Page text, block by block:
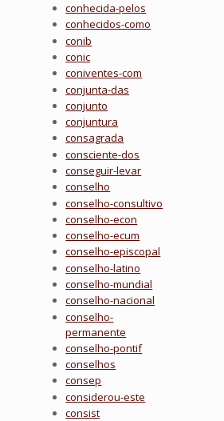
conhecida-pelos
conhecidos-como
conib
conic
coniventes-com
conjunta-das
conjunto
conjuntura
consagrada
consciente-dos
conseguir-levar
conselho
conselho-consultivo
conselho-econ
conselho-ecum
conselho-episcopal
conselho-latino
conselho-mundial
conselho-nacional
conselho-
permanente
conselho-pontif
conselhos
consep
considerou-este
consist